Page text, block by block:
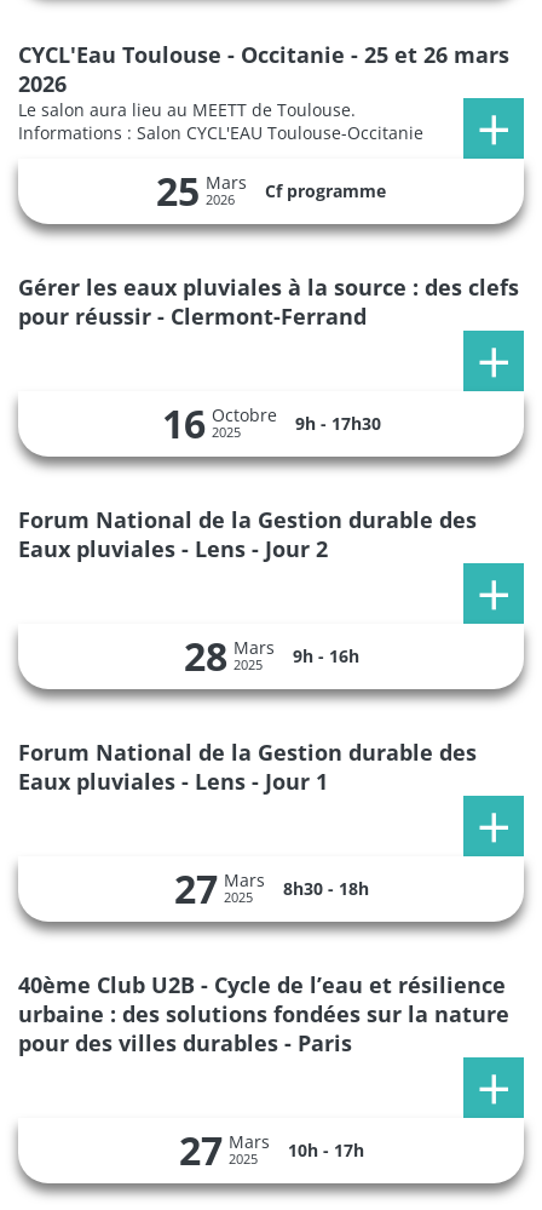
CYCL'Eau Toulouse - Occitanie - 25 et 26 mars
2026
Le salon aura lieu au MEETT de Toulouse.
Informations : Salon CYCL'EAU Toulouse-Occitanie
25 Mars
2026 Cf programme
Gérer les eaux pluviales à la source : des clefs
pour réussir - Clermont-Ferrand
16 Octobre
2025 9h - 17h30
Forum National de la Gestion durable des
Eaux pluviales - Lens - Jour 2
28 Mars
2025 9h - 16h
Forum National de la Gestion durable des
Eaux pluviales - Lens - Jour 1
27 Mars
2025 8h30 - 18h
40ème Club U2B - Cycle de l’eau et résilience
urbaine : des solutions fondées sur la nature
pour des villes durables - Paris
27 Mars
2025 10h - 17h